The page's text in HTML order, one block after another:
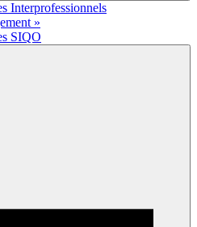
Interprofessionnels
»
SIQO